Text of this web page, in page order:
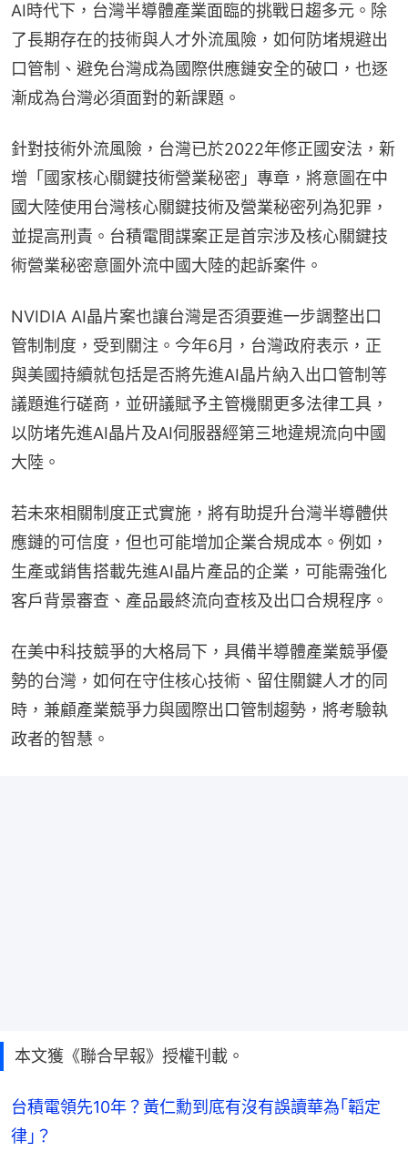
AI時代下，台灣半導體產業面臨的挑戰日趨多元。除
了長期存在的技術與人才外流風險，如何防堵規避出
口管制、避免台灣成為國際供應鏈安全的破口，也逐
漸成為台灣必須面對的新課題。
針對技術外流風險，台灣已於2022年修正國安法，新
增「國家核心關鍵技術營業秘密」專章，將意圖在中
國大陸使用台灣核心關鍵技術及營業秘密列為犯罪，
並提高刑責。台積電間諜案正是首宗涉及核心關鍵技
術營業秘密意圖外流中國大陸的起訴案件。
NVIDIA AI晶片案也讓台灣是否須要進一步調整出口
管制制度，受到關注。今年6月，台灣政府表示，正
與美國持續就包括是否將先進AI晶片納入出口管制等
議題進行磋商，並研議賦予主管機關更多法律工具，
以防堵先進AI晶片及AI伺服器經第三地違規流向中國
大陸。
若未來相關制度正式實施，將有助提升台灣半導體供
應鏈的可信度，但也可能增加企業合規成本。例如，
生產或銷售搭載先進AI晶片產品的企業，可能需強化
客戶背景審查、產品最終流向查核及出口合規程序。
在美中科技競爭的大格局下，具備半導體產業競爭優
勢的台灣，如何在守住核心技術、留住關鍵人才的同
時，兼顧產業競爭力與國際出口管制趨勢，將考驗執
政者的智慧。
本文獲《聯合早報》授權刊載。
台積電領先10年？黃仁勳到底有沒有誤讀華為｢韜定
律｣？